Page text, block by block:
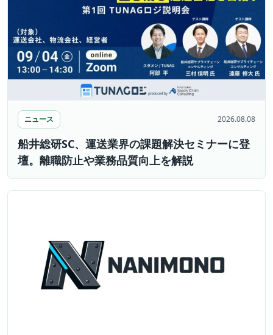
ニュース 2026.08.08
船井総研SC、運送業界の課題解決セミナーに登
壇。離職防止や業務品質向上を解説